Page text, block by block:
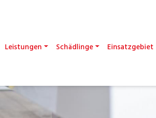
Leistungen Schädlinge Einsatzgebiet